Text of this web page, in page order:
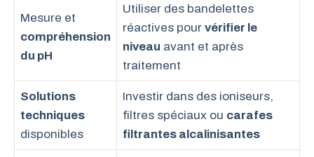
Mesure et
compréhension
du pH
Utiliser des bandelettes
réactives pour vérifier le
niveau avant et après
traitement
Solutions
techniques
disponibles
Investir dans des ioniseurs,
filtres spéciaux ou carafes
filtrantes alcalinisantes